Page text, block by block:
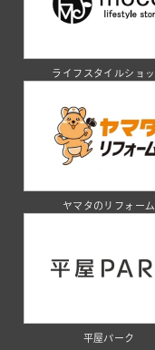
ライフスタイルショ
ヤマタのリフォーム
平屋パーク